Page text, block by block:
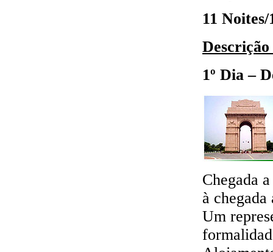
11
1º Dia –
Chegada
à
Um